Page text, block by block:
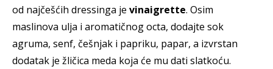
od najčešćih dressinga je vinaigrette. Osim
maslinova ulja i aromatičnog octa, dodajte sok
agruma, senf, češnjak i papriku, papar, a izvrstan
dodatak je žličica meda koja će mu dati slatkoću.